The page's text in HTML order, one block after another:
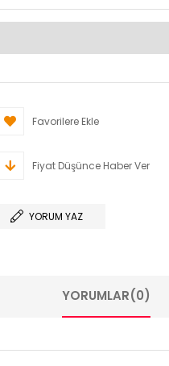
Favorilere Ekle
Fiyat Düşünce Haber Ver
YORUM YAZ
YORUMLAR(0)